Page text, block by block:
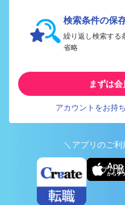
検索条件の保
繰り返し検索する
省略
まずは会
アカウントをお持
＼アプリのご
アプリ